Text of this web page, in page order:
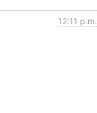
12:11 p.m.